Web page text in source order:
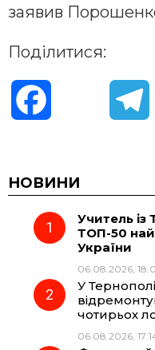
заявив
Поділитися:
c
e
o r
НОВИНИ
Учитель
ТОП-50
України
06.08.2026,
У
чотирьох
06.08.2026,